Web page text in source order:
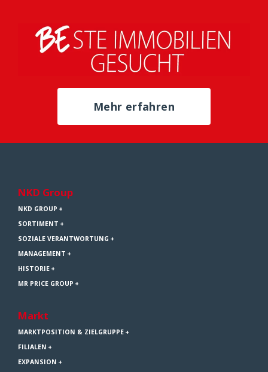
Mehr erfahren
NKD Group
NKD GROUP
SORTIMENT
SOZIALE VERANTWORTUNG
MANAGEMENT
HISTORIE
MR PRICE GROUP
Markt
MARKTPOSITION & ZIELGRUPPE
FILIALEN
EXPANSION